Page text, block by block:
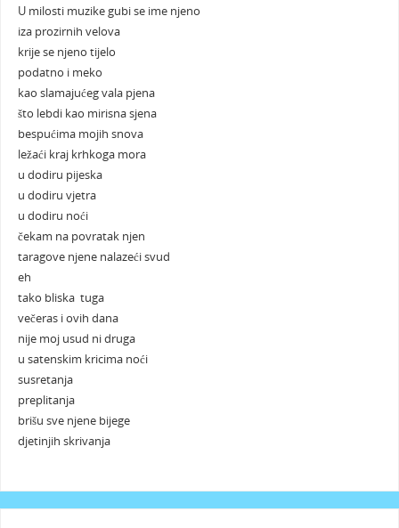
U milosti muzike gubi se ime njeno
iza prozirnih velova
krije se njeno tijelo
podatno i meko
kao slamajućeg vala pjena
što lebdi kao mirisna sjena
bespućima mojih snova
ležaći kraj krhkoga mora
u dodiru pijeska
u dodiru vjetra
u dodiru noći
čekam na povratak njen
taragove njene nalazeći svud
eh
tako bliska tuga
večeras i ovih dana
nije moj usud ni druga
u satenskim kricima noći
susretanja
preplitanja
brišu sve njene bijege
djetinjih skrivanja